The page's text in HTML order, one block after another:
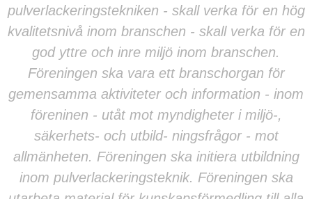
pulverlackeringstekniken - skall verka för en hög
kvalitetsnivå inom branschen - skall verka för en
god yttre och inre miljö inom branschen.
Föreningen ska vara ett branschorgan för
gemensamma aktiviteter och information - inom
föreninen - utåt mot myndigheter i miljö-,
säkerhets- och utbild- ningsfrågor - mot
allmänheten. Föreningen ska initiera utbildning
inom pulverlackeringsteknik. Föreningen ska